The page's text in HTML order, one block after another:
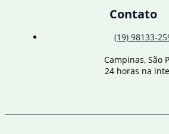
Contato
(19) 98133-
Campinas, São
24 horas na